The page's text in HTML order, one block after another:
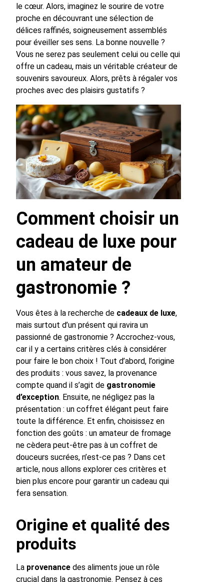
le cœur. Alors, imaginez le sourire de votre
proche en découvrant une sélection de
délices raffinés, soigneusement assemblés
pour éveiller ses sens. La bonne nouvelle ?
Vous ne serez pas seulement celui ou celle qui
offre un cadeau, mais un véritable créateur de
souvenirs savoureux. Alors, prêts à régaler vos
proches avec des plaisirs gustatifs ?
Comment choisir un
cadeau de luxe pour
un amateur de
gastronomie ?
Vous êtes à la recherche de cadeaux de luxe,
mais surtout d’un présent qui ravira un
passionné de gastronomie ? Accrochez-vous,
car il y a certains critères clés à considérer
pour faire le bon choix ! Tout d’abord, l’origine
des produits : vous savez, la provenance
compte quand il s’agit de gastronomie
d’exception. Ensuite, ne négligez pas la
présentation : un coffret élégant peut faire
toute la différence. Et enfin, choisissez en
fonction des goûts : un amateur de fromage
ne cèdera peut-être pas à un coffret de
douceurs sucrées, n’est-ce pas ? Dans cet
article, nous allons explorer ces critères et
bien plus encore pour garantir un cadeau qui
fera sensation.
Origine et qualité des
produits
La provenance des aliments joue un rôle
crucial dans la gastronomie. Pensez à ces